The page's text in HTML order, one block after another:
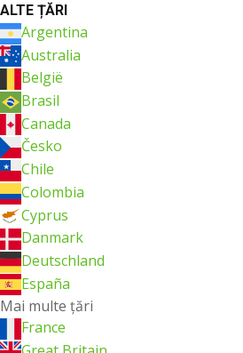
ALTE ȚĂRI
Argentina
Australia
België
Brasil
Canada
Česko
Chile
Colombia
Cyprus
Danmark
Deutschland
España
Mai multe ţări
France